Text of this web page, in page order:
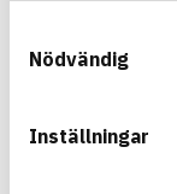
Nödvändig
Inställningar
BASTA-
erbjuda
även